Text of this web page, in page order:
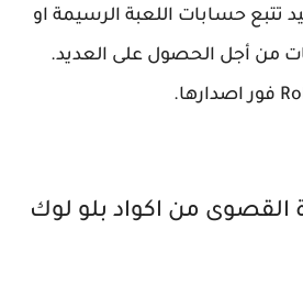
تتبع حسابات اللعبة الرسيمة او
من أجل الحصول على العديد.
القصوى من اكواد بلو لوك